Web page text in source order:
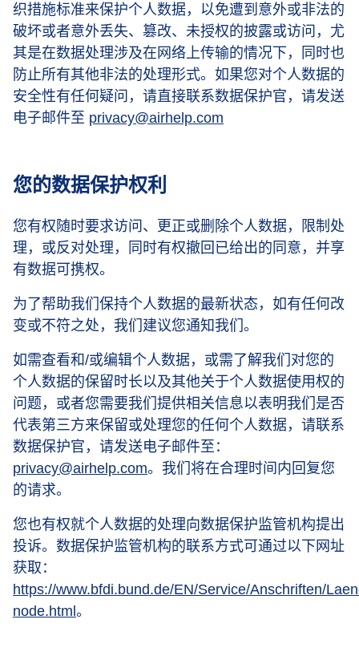
织措施标准来保护个人数据，以免遭到意外或非法的
破坏或者意外丢失、篡改、未授权的披露或访问，尤
其是在数据处理涉及在网络上传输的情况下，同时也
防止所有其他非法的处理形式。如果您对个人数据的
安全性有任何疑问，请直接联系数据保护官，请发送
电子邮件至 privacy@airhelp.com
您的数据保护权利
您有权随时要求访问、更正或删除个人数据，限制处
理，或反对处理，同时有权撤回已给出的同意，并享
有数据可携权。
为了帮助我们保持个人数据的最新状态，如有任何改
变或不符之处，我们建议您通知我们。
如需查看和/或编辑个人数据，或需了解我们对您的
个人数据的保留时长以及其他关于个人数据使用权的
问题，或者您需要我们提供相关信息以表明我们是否
代表第三方来保留或处理您的任何个人数据，请联系
数据保护官，请发送电子邮件至：
privacy@airhelp.com。我们将在合理时间内回复您
的请求。
您也有权就个人数据的处理向数据保护监管机构提出
投诉。数据保护监管机构的联系方式可通过以下网址
获取：
https://www.bfdi.bund.de/EN/Service/Anschriften/
node.html 。